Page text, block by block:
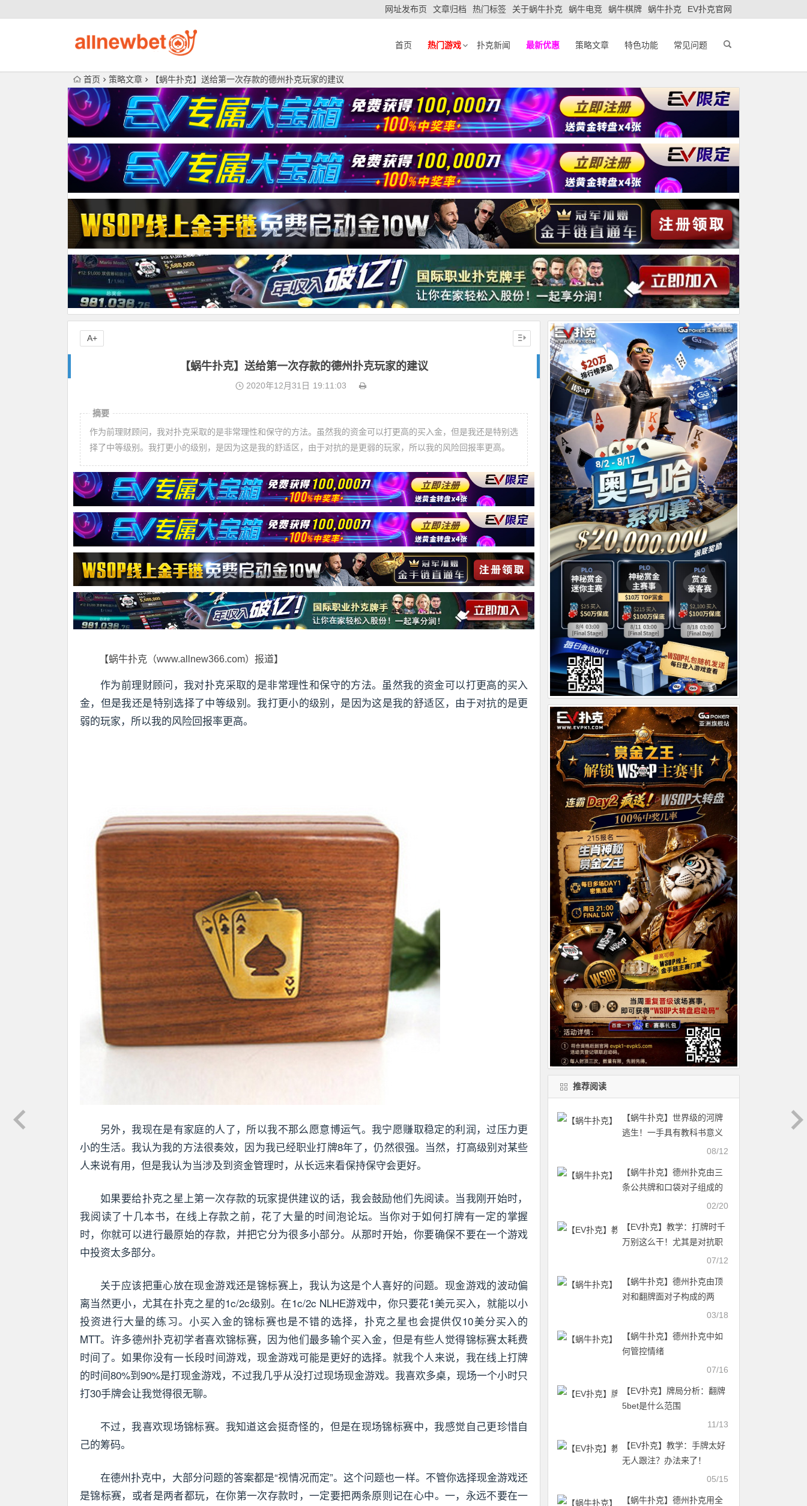
网址发布页 文章归档 热门标签 关于蜗牛扑克 蜗牛电竞 蜗牛棋牌 蜗牛扑克 EV扑克官网
首页 热门游戏 扑克新闻 最新优惠 策略文章 特色功能 常见问题
首页 策略文章 【蜗牛扑克】送给第一次存款的德州扑克玩家的建议
【蜗牛扑克】送给第一次存款的德州扑克玩家的建议
2020年12月31日 19:11:03
摘要
作为前理财顾问，我对扑克采取的是非常理性和保守的方法。虽然我的资金可以打更高的买入金，但是我还是特别选
择了中等级别。我打更小的级别，是因为这是我的舒适区，由于对抗的是更弱的玩家，所以我的风险回报率更高。
【蜗牛扑克（www.allnew366.com）报道】
作为前理财顾问，我对扑克采取的是非常理性和保守的方法。虽然我的资金可以打更高的买入
金，但是我还是特别选择了中等级别。我打更小的级别，是因为这是我的舒适区，由于对抗的是更
弱的玩家，所以我的风险回报率更高。
另外，我现在是有家庭的人了，所以我不那么愿意博运气。我宁愿赚取稳定的利润，过压力更
小的生活。我认为我的方法很奏效，因为我已经职业打牌8年了，仍然很强。当然，打高级别对某些
人来说有用，但是我认为当涉及到资金管理时，从长远来看保持保守会更好。
如果要给扑克之星上第一次存款的玩家提供建议的话，我会鼓励他们先阅读。当我刚开始时，
我阅读了十几本书，在线上存款之前，花了大量的时间泡论坛。当你对于如何打牌有一定的掌握
时，你就可以进行最原始的存款，并把它分为很多小部分。从那时开始，你要确保不要在一个游戏
中投资太多部分。
关于应该把重心放在现金游戏还是锦标赛上，我认为这是个人喜好的问题。现金游戏的波动偏
离当然更小，尤其在扑克之星的1c/2c级别。在1c/2c NLHE游戏中，你只要花1美元买入，就能以小
投资进行大量的练习。小买入金的锦标赛也是不错的选择，扑克之星也会提供仅10美分买入的
MTT。许多德州扑克初学者喜欢锦标赛，因为他们最多输个买入金，但是有些人觉得锦标赛太耗费
时间了。如果你没有一长段时间游戏，现金游戏可能是更好的选择。就我个人来说，我在线上打牌
的时间80%到90%是打现金游戏，不过我几乎从没打过现场现金游戏。我喜欢多桌，现场一个小时只
打30手牌会让我觉得很无聊。
不过，我喜欢现场锦标赛。我知道这会挺奇怪的，但是在现场锦标赛中，我感觉自己更珍惜自
己的筹码。
在德州扑克中，大部分问题的答案都是“视情况而定”。这个问题也一样。不管你选择现金游戏还
是锦标赛，或者是两者都玩，在你第一次存款时，一定要把两条原则记在心中。一，永远不要在一
A+
推荐阅读
【蜗牛扑克】世界级的河牌
逃生！一手具有教科书意义
08/12
【蜗牛扑克】德州扑克由三
条公共牌和口袋对子组成的
02/20
【EV扑克】教学：打牌时千
万别这么干！尤其是对抗职
07/12
【蜗牛扑克】德州扑克由顶
对和翻牌面对子构成的两
03/18
【蜗牛扑克】德州扑克中如
何管控情绪
07/16
【EV扑克】牌局分析：翻牌
5bet是什么范围
11/13
【EV扑克】教学：手牌太好
无人跟注？办法来了！
05/15
【蜗牛扑克】德州扑克用全